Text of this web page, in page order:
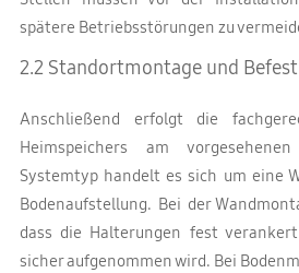
spätere Betriebsstörungen zu
2.2 Standortmontage und
Anschließend erfolgt die
Heimspeichers am
Systemtyp handelt es sich um eine
Bodenaufstellung. Bei der
dass die Halterungen fest
sicher aufgenommen wird. Bei